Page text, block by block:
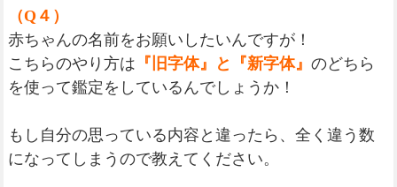
（Q４）
赤ちゃんの名前をお願いしたいんですが！
こちらのやり方は 『旧字体』と『新字体』 のどちら
を使って鑑定をしているんでしょうか！
もし自分の思っている内容と違ったら、全く違う数
になってしまうので教えてください。